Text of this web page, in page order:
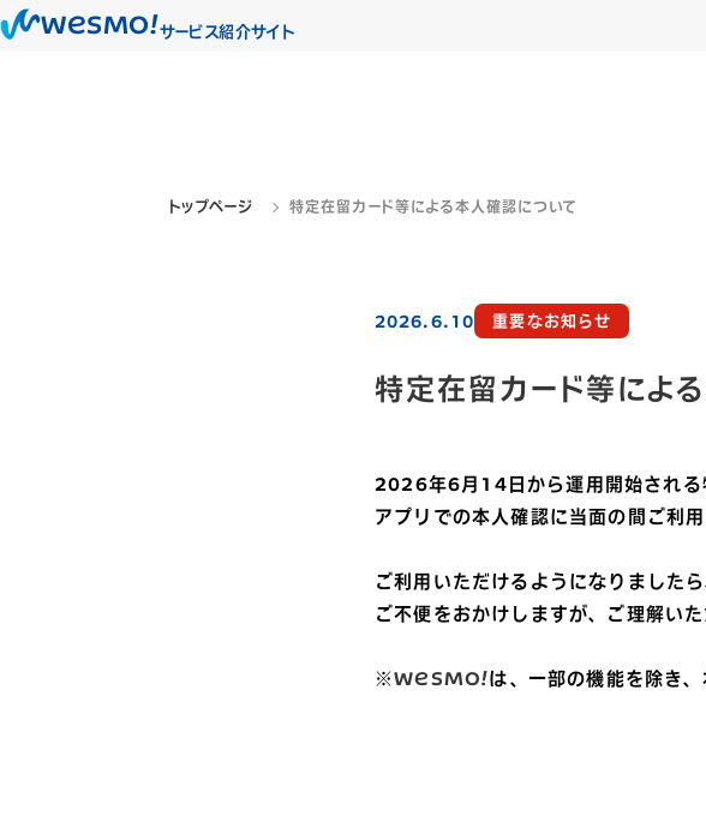
WESMO!サービス紹介サイト
トップページ 特定在留カード等による本人確認について
2026.6.10 重要なお知らせ
特定在留カード等によ
2026年6月14日から運用開始される
アプリでの本人確認に当面の間ご利用
ご利用いただけるようになりました
ご不便をおかけしますが、ご理解い
※WESMO!は、一部の機能を除き、